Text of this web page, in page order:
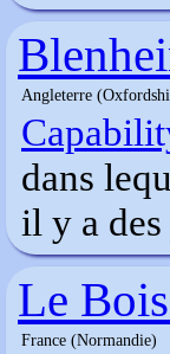
Angleterre
dans
il y a
Le
France (Normandie)